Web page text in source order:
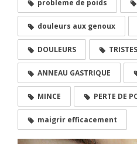
probleme de poids
douleurs aux genoux
DOULEURS
ANNEAU GASTRIQUE
MINCE PERTE DE
maigrir efficacement